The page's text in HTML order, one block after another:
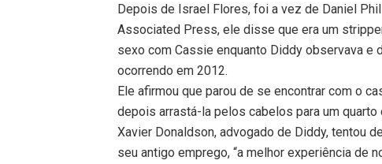
Depois de Israel Flores, foi a vez de Daniel
Associated Press, ele disse que era um
sexo com Cassie enquanto Diddy observava e
ocorrendo em 2012.
Ele afirmou que parou de se encontrar com o
depois arrastá-la pelos cabelos para um quarto
Xavier Donaldson, advogado de Diddy, tentou
seu antigo emprego, “a melhor experiência de